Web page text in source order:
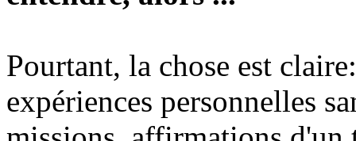
Pourtant, la chose est
expériences personnelles